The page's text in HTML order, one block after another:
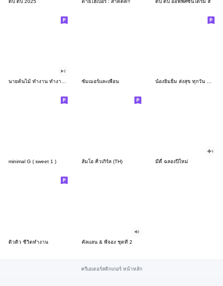
ซัมเมอร์และเพื่อน
minimal G ( sweet 1 ) ส้มโอ คิ้วเกิร์ล (TH) มีดี้ ฉลองปีใหม่
ดิวดิว ชีวิตทำงาน คัลแลน & พี่จอง ชุดที่ 2
ครีเอเตอร์สติกเกอร์ หน้าหลัก